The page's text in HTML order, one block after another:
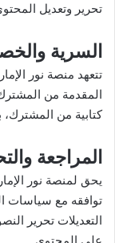
تحرير وتعديل
السرية
تتعهد منصة نور
المقدمة من
كتابية من المشترك،
المراجعة
يحق لمنصة نور
توافقه مع سياسات
التعديلات تحرير